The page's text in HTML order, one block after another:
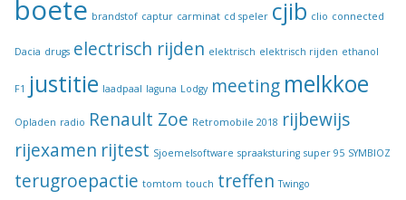
boete brandstof captur carminat cd speler cjib clio connected
Dacia drugs electrisch rijden elektrisch elektrisch rijden ethanol
F1 justitie laadpaal laguna Lodgy meeting melkkoe
Opladen radio Renault Zoe Retromobile 2018 rijbewijs
rijexamen rijtest Sjoemelsoftware spraaksturing super 95 SYMBIOZ
terugroepactie tomtom touch treffen Twingo